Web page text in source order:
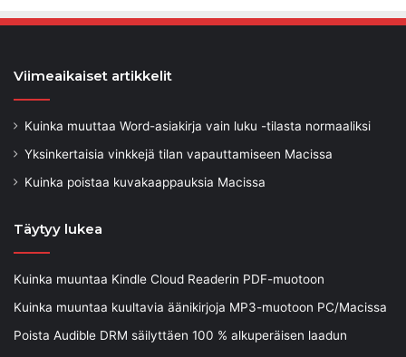
Viimeaikaiset artikkelit
Kuinka muuttaa Word-asiakirja vain luku -tilasta normaaliksi
Yksinkertaisia ​​vinkkejä tilan vapauttamiseen Macissa
Kuinka poistaa kuvakaappauksia Macissa
Täytyy lukea
Kuinka muuntaa Kindle Cloud Readerin PDF-muotoon
Kuinka muuntaa kuultavia äänikirjoja MP3-muotoon PC/Macissa
Poista Audible DRM säilyttäen 100 % alkuperäisen laadun